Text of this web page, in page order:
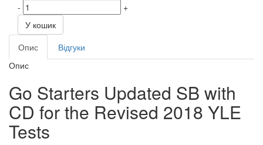
-
+
У кошик
Опис
Відгуки
Опис
Go Starters Updated SB with
CD for the Revised 2018 YLE
Tests